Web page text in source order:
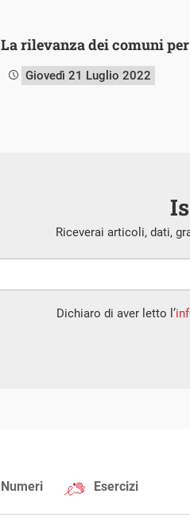
La rilevanza dei comuni
Giovedì 21 Luglio 2022
Riceverai articoli, dati,
Dichiaro di aver letto l’
Numeri Esercizi